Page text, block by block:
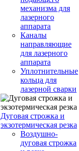
механизма для
лазерного
аппарата
Каналы
направляющие
для лазерного
аппарата
Уплотнительные
кольца для
лазерной сварки
Дуговая строжка и
экзотермическая резка
Воздушно-
дуговая строжка